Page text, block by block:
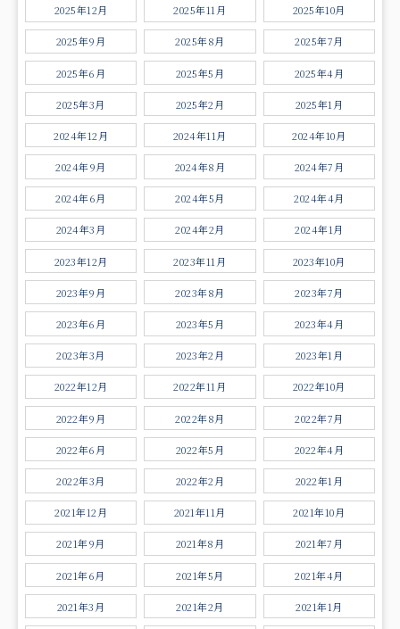
2025年12月 2025年11月 2025年10月
2025年9月 2025年8月 2025年7月
2025年6月 2025年5月 2025年4月
2025年3月 2025年2月 2025年1月
2024年12月 2024年11月 2024年10月
2024年9月 2024年8月 2024年7月
2024年6月 2024年5月 2024年4月
2024年3月 2024年2月 2024年1月
2023年12月 2023年11月 2023年10月
2023年9月 2023年8月 2023年7月
2023年6月 2023年5月 2023年4月
2023年3月 2023年2月 2023年1月
2022年12月 2022年11月 2022年10月
2022年9月 2022年8月 2022年7月
2022年6月 2022年5月 2022年4月
2022年3月 2022年2月 2022年1月
2021年12月 2021年11月 2021年10月
2021年9月 2021年8月 2021年7月
2021年6月 2021年5月 2021年4月
2021年3月 2021年2月 2021年1月